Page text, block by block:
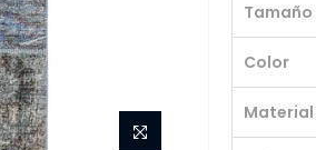
Tamaño
Color
Material